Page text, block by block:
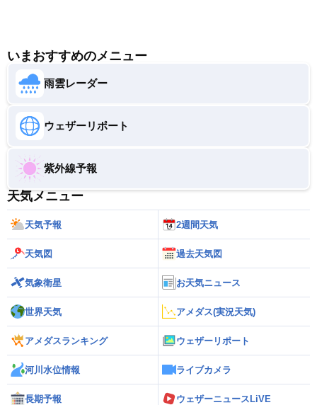
いまおすすめのメニュー
雨雲レーダー
ウェザーリポート
紫外線予報
天気メニュー
天気予報 2週間天気
天気図 過去天気図
気象衛星 お天気ニュース
世界天気 アメダス(実況天気)
アメダスランキング ウェザーリポート
河川水位情報 ライブカメラ
長期予報 ウェザーニュースLiVE